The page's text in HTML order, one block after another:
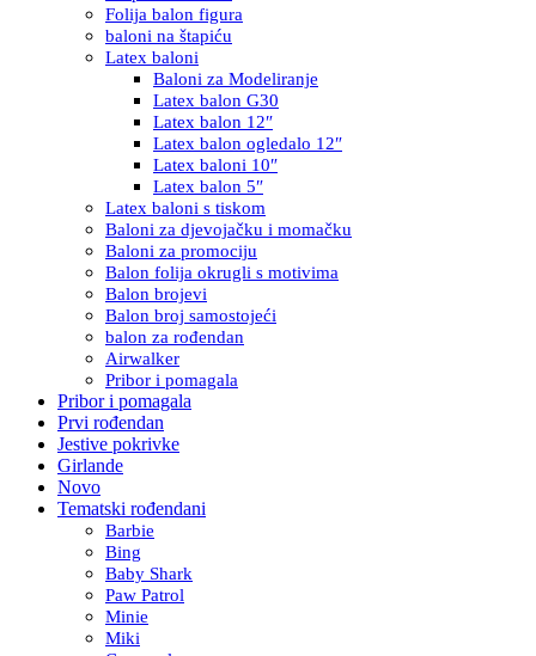
Folija balon figura
baloni na štapiću
Latex baloni
Baloni za Modeliranje
Latex balon G30
Latex balon 12″
Latex balon ogledalo 12″
Latex baloni 10″
Latex balon 5″
Latex baloni s tiskom
Baloni za djevojačku i momačku
Baloni za promociju
Balon folija okrugli s motivima
Balon brojevi
Balon broj samostojeći
balon za rođendan
Airwalker
Pribor i pomagala
Pribor i pomagala
Prvi rođendan
Jestive pokrivke
Girlande
Novo
Tematski rođendani
Barbie
Bing
Baby Shark
Paw Patrol
Minie
Miki